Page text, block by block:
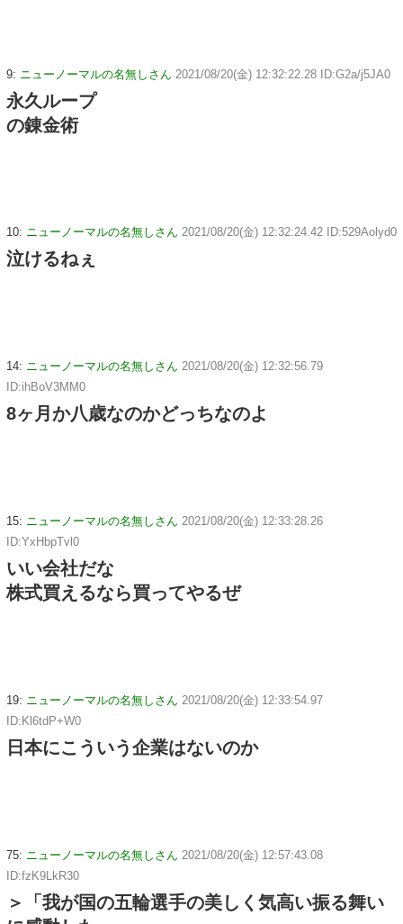
9: ニューノーマルの名無しさん 2021/08/20(金) 12:32:22.28 ID:G2a/j5JA0
永久ループ
の錬金術
10: ニューノーマルの名無しさん 2021/08/20(金) 12:32:24.42 ID:529Aolyd0
泣けるねぇ
14: ニューノーマルの名無しさん 2021/08/20(金) 12:32:56.79
ID:ihBoV3MM0
8ヶ月か八歳なのかどっちなのよ
15: ニューノーマルの名無しさん 2021/08/20(金) 12:33:28.26
ID:YxHbpTvl0
いい会社だな
株式買えるなら買ってやるぜ
19: ニューノーマルの名無しさん 2021/08/20(金) 12:33:54.97
ID:Kl6tdP+W0
日本にこういう企業はないのか
75: ニューノーマルの名無しさん 2021/08/20(金) 12:57:43.08
ID:fzK9LkR30
＞「我が国の五輪選手の美しく気高い振る舞い